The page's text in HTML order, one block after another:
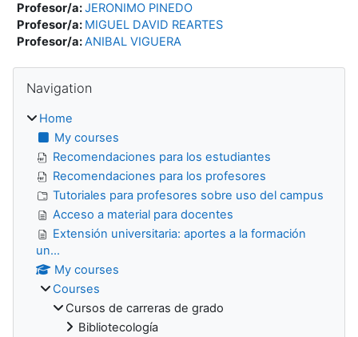
Profesor/a:JERONIMO PINEDO
Profesor/a: MIGUEL DAVID REARTES
Profesor/a:ANIBAL VIGUERA
Blocks
Navigation
Home
My courses
Recomendaciones para los estudiantes
Recomendaciones para los profesores
Tutoriales para profesores sobre uso del campus
Acceso a material para docentes
Extensión universitaria: aportes a la formación
un...
My courses
Courses
Cursos de carreras de grado
Bibliotecología